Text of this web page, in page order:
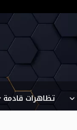
تظاهرات قادمة